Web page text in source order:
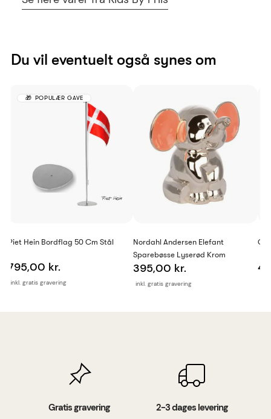
Du vil eventuelt også synes om
Piet Hein Bordflag 50 Cm Stål
inkl. gratis gravering
795,00 kr.
POPULÆR GAVE
Nordahl Andersen Elefant
Sparebøsse Lyserød Krom
inkl. gratis gravering
395,00 kr.
Gratis gravering 2-3 dages levering